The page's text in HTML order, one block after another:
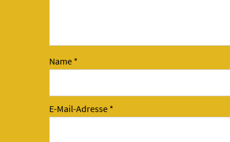
Name *
E-Mail-Adresse *